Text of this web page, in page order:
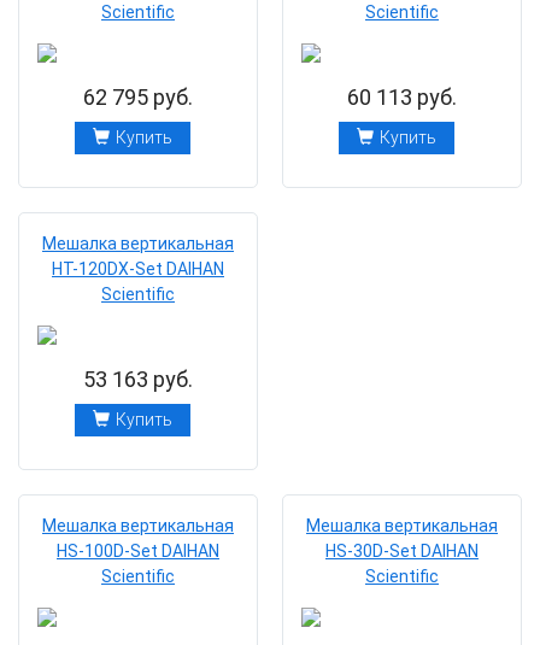
Scientific
62 795 руб.
Купить
Scientific
60 113 руб.
Купить
Мешалка вертикальная
HТ-120DХ-Set DAIHAN
Scientific
53 163 руб.
Купить
Мешалка вертикальная
HS-100D-Set DAIHAN
Scientific
Мешалка вертикальная
HS-30D-Set DAIHAN
Scientific